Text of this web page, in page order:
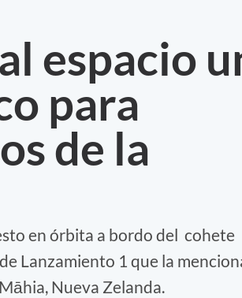
espacio
para
de la
en órbita a bordo del cohete
Lanzamiento 1 que la
Nueva Zelanda.